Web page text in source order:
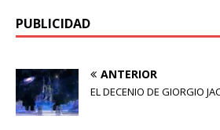
PUBLICIDAD
ANTERIOR
EL DECENIO DE GIORGIO